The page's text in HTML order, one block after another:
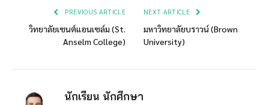
PREVIOUS ARTICLE
วิทยาลัยเซนต์แอนเซล์ม (St.
Anselm College)
NEXT ARTICLE
มหาวิทยาลัยบราวน์ (Brown
University)
นักเรียน นักศึกษา